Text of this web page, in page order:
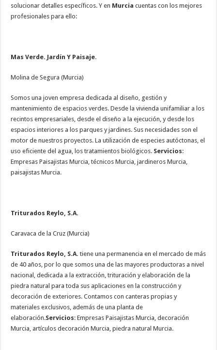
solucionar detalles específicos. Y en Murciacuentas con los mejores
profesionales para ello:
Mas Verde. Jardín Y Paisaje.
Molina de Segura (Murcia)
Somos una joven empresa dedicada al diseño, gestión y
mantenimiento de espacios verdes. Desde la vivienda unifamiliar a los
recintos empresariales, desde el diseño a la ejecución, y desde los
espacios interiores a los parques y jardines. Sus necesidades son el
motor de nuestros proyectos. La utilización de especies autóctonas, el
uso eficiente del agua, los tratamientos biológicos. Servicios:
Empresas Paisajistas Murcia, técnicos Murcia, jardineros Murcia,
paisajistas Murcia.
Triturados Reylo, S.A.
Caravaca de la Cruz (Murcia)
Triturados Reylo, S.A. tiene una permanencia en el mercado de más
de 40 años, por lo que somos una de las mayores productoras a nivel
nacional, dedicada a la extracción, trituración y elaboración de la
piedra natural para toda sus aplicaciones en la construcción y
decoración de exteriores. Contamos con canteras propias y
materiales exclusivos, además de una planta de
elaboración.Servicios: Empresas Paisajistas Murcia, decoración
Murcia, artículos decoración Murcia, piedra natural Murcia.